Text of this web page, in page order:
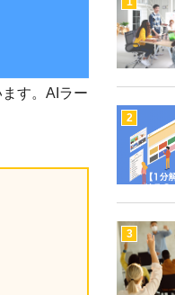
す。AIラー
2
3